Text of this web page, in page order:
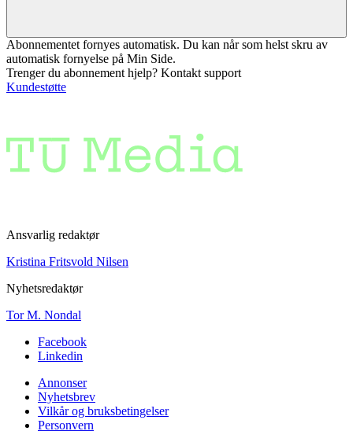
Abonnementet fornyes automatisk. Du kan når som helst skru av
automatisk fornyelse på Min Side.
Trenger du abonnement hjelp? Kontakt support
Kundestøtte
Ansvarlig redaktør
Kristina Fritsvold Nilsen
Nyhetsredaktør
Tor M. Nondal
Facebook
Linkedin
Annonser
Nyhetsbrev
Vilkår og bruksbetingelser
Personvern